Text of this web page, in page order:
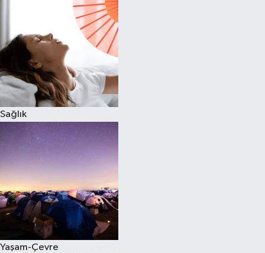
Sağlık
Yaşam-Çevre
Televizyon
Yaşam-Çevre